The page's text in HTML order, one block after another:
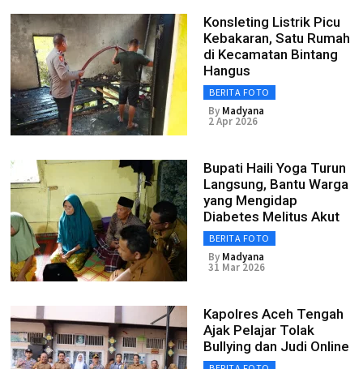
Konsleting Listrik Picu
Kebakaran, Satu Rumah
di Kecamatan Bintang
Hangus
BERITA FOTO
By Madyana
2 Apr 2026
Bupati Haili Yoga Turun
Langsung, Bantu Warga
yang Mengidap
Diabetes Melitus Akut
BERITA FOTO
By Madyana
31 Mar 2026
Kapolres Aceh Tengah
Ajak Pelajar Tolak
Bullying dan Judi Online